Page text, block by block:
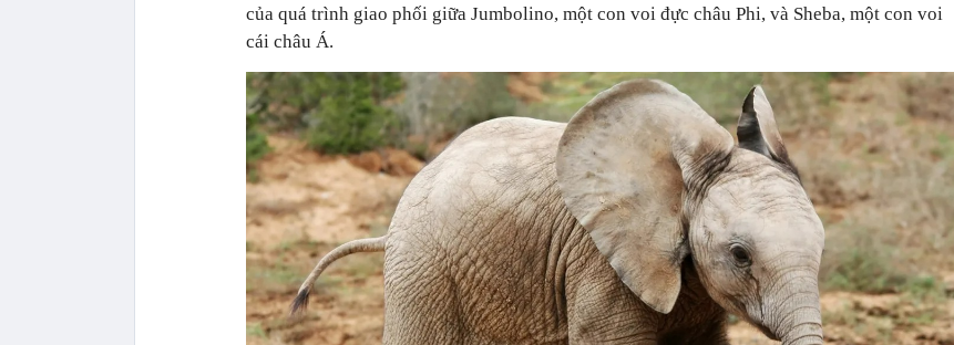
của quá trình giao phối giữa Jumbolino, một con voi đực châu Phi, và Sheba, một con voi
cái châu Á.